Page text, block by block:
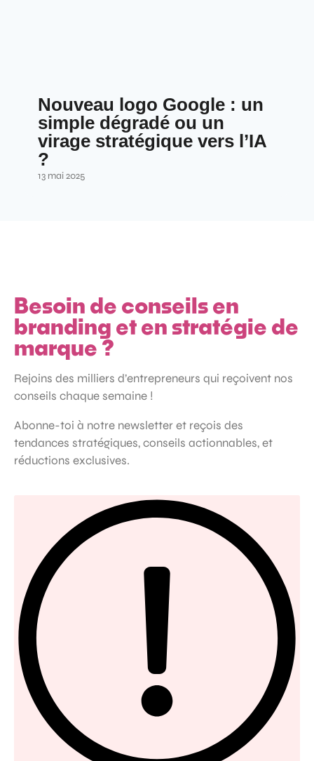
Nouveau logo Google : un
simple dégradé ou un
virage stratégique vers l’IA
?
13 mai 2025
Besoin de conseils en
branding et en stratégie de
marque ?
Rejoins des milliers d’entrepreneurs qui reçoivent nos
conseils chaque semaine !
Abonne-toi à notre newsletter et reçois des
tendances stratégiques, conseils actionnables, et
réductions exclusives.